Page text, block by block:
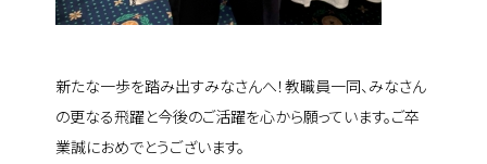
新たな一歩を踏み出すみなさんへ！教職員一同、みなさん
の更なる飛躍と今後のご活躍を心から願っています。ご卒
業誠におめでとうございます。